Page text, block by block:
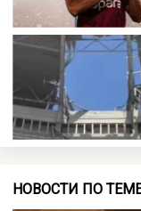
НОВОСТИ ПО